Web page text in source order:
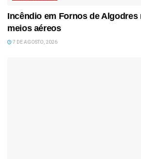
Incêndio em Fornos de Algodres
meios aéreos
7 DE AGOSTO, 2026